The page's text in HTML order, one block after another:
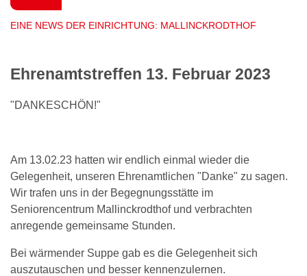
EINE NEWS DER EINRICHTUNG: MALLINCKRODTHOF
Ehrenamtstreffen 13. Februar 2023
"DANKESCHÖN!"
Am 13.02.23 hatten wir endlich einmal wieder die
Gelegenheit, unseren Ehrenamtlichen "Danke" zu sagen.
Wir trafen uns in der Begegnungsstätte im
Seniorencentrum Mallinckrodthof und verbrachten
anregende gemeinsame Stunden.
Bei wärmender Suppe gab es die Gelegenheit sich
auszutauschen und besser kennenzulernen.